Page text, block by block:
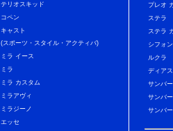
テリオスキッド
コペン
キャスト
(スポーツ・スタイル・アクティバ)
ミラ イース
ミラ
ミラ カスタム
ミラアヴィ
ミラジーノ
エッセ
プレオ
ステラ
ステラ
シフォ
ルクラ
ディア
サンバ
サンバ
サンバ